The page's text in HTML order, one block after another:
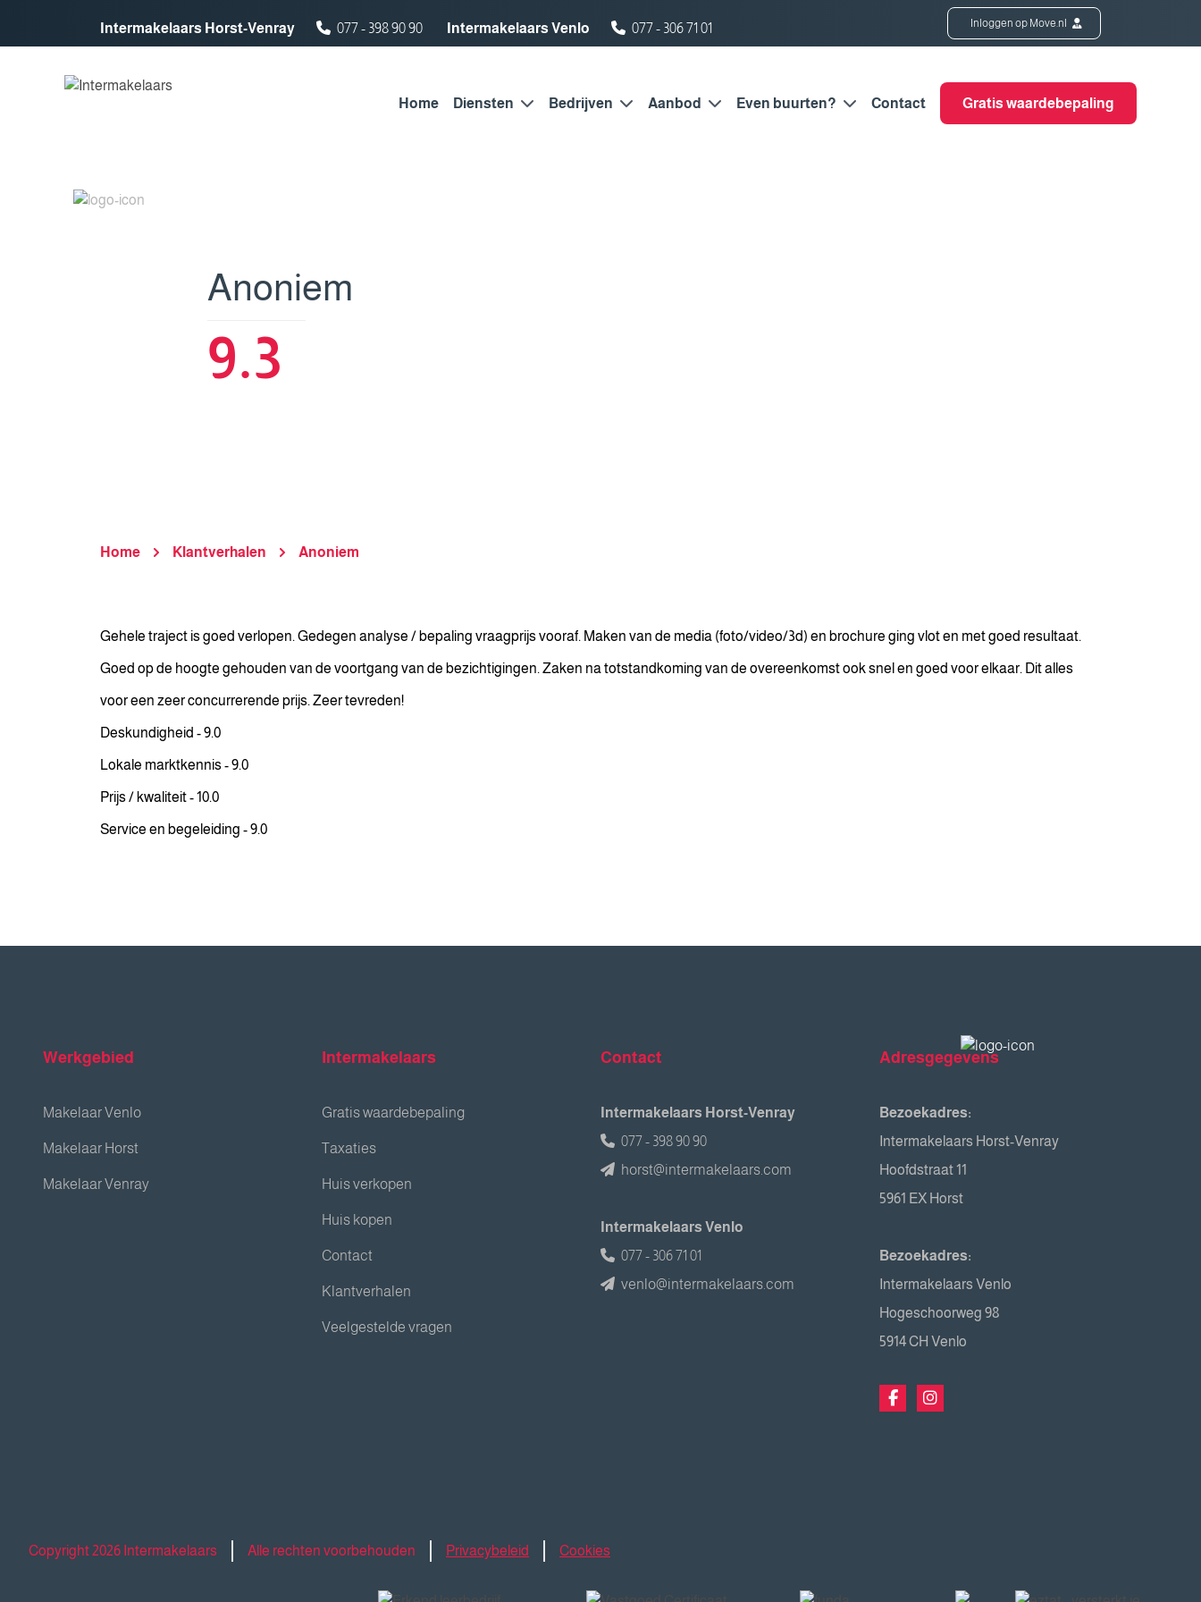
Intermakelaars Horst-Venray
077 - 398 90 90 Intermakelaars Venlo 077 - 306 71 01 Inloggen op Move.nl
Home Diensten Bedrijven Aanbod Even buurten? Contact Gratis waardebepaling
Anoniem
9.3
Home Klantverhalen Anoniem
Gehele traject is goed verlopen. Gedegen analyse / bepaling vraagprijs vooraf. Maken van de media (foto/video/3d) en brochure ging vlot en met goed resultaat.
Goed op de hoogte gehouden van de voortgang van de bezichtigingen. Zaken na totstandkoming van de overeenkomst ook snel en goed voor elkaar. Dit alles
voor een zeer concurrerende prijs. Zeer tevreden!
Deskundigheid - 9.0
Lokale marktkennis - 9.0
Prijs / kwaliteit - 10.0
Service en begeleiding - 9.0
Werkgebied
Makelaar Venlo
Makelaar Horst
Makelaar Venray
Intermakelaars
Gratis waardebepaling
Taxaties
Huis verkopen
Huis kopen
Contact
Klantverhalen
Veelgestelde vragen
Contact
Intermakelaars Horst-Venray
077 - 398 90 90
horst@intermakelaars.com
Intermakelaars Venlo
077 - 306 71 01
venlo@intermakelaars.com
Adresgegevens
Bezoekadres:
Intermakelaars Horst-Venray
Hoofdstraat 11
5961 EX Horst
Bezoekadres:
Intermakelaars Venlo
Hogeschoorweg 98
5914 CH Venlo
Copyright 2026 Intermakelaars Alle rechten voorbehouden Privacybeleid Cookies